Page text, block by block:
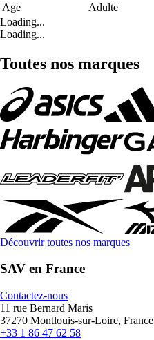
Age
Adulte
Loading...
Loading...
Toutes nos marques
Découvrir toutes nos marques
SAV en France
Contactez-nous
11 rue Bernard Maris
37270 Montlouis-sur-Loire, France
+33 1 86 47 62 58